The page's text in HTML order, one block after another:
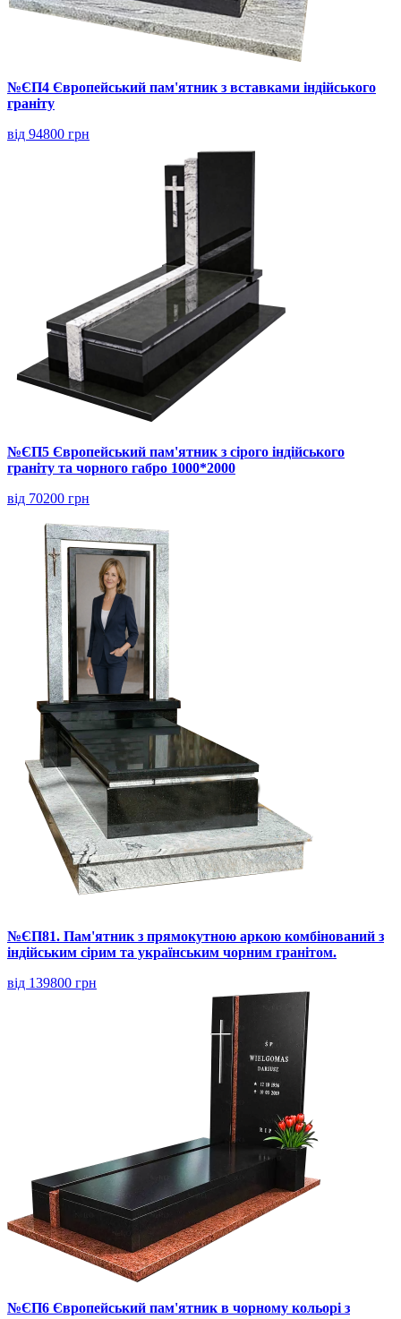
№ЄП4 Європейський пам'ятник з вставками індійського
граніту
від 94800 грн
№ЄП5 Європейський пам'ятник з сірого індійського
граніту та чорного габро 1000*2000
від 70200 грн
№ЄП81. Пам'ятник з прямокутною аркою комбінований з
індійським сірим та українським чорним гранітом.
від 139800 грн
№ЄП6 Європейський пам'ятник в чорному кольорі з